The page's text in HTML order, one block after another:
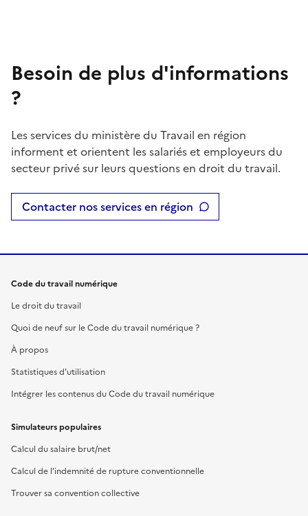
Besoin de plus d'informations
?
Les services du ministère du Travail en région
informent et orientent les salariés et employeurs du
secteur privé sur leurs questions en droit du travail.
Contacter nos services en région
Code du travail numérique
Le droit du travail
Quoi de neuf sur le Code du travail numérique ?
À propos
Statistiques d'utilisation
Intégrer les contenus du Code du travail numérique
Simulateurs populaires
Calcul du salaire brut/net
Calcul de l'indemnité de rupture conventionnelle
Trouver sa convention collective